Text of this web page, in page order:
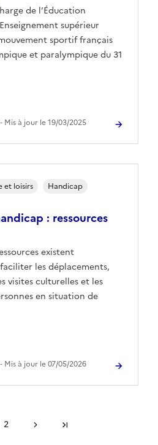
de l’Éducation
supérieur
sportif français
et paralympique du 31
Mis à jour le 19/03/2025
: ressources
existent
les déplacements,
visites culturelles et les
en situation de
et loisirs Handicap
Mis à jour le 07/05/2026
Page
2 Page suivanteDernière page